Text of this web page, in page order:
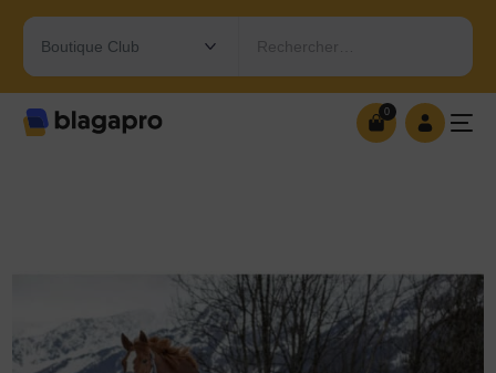
Rechercher…
0